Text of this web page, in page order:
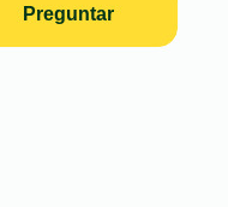
Preguntar